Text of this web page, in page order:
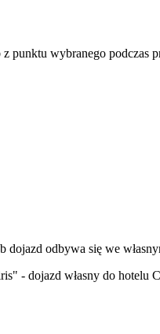
punktu wybranego podczas
odbywa się we
- dojazd własny do hotelu